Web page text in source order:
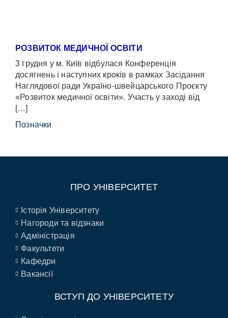
РОЗВИТОК МЕДИЧНОЇ ОСВІТИ
3 грудня у м. Київ відбулася Конференція
досягнень і наступних кроків в рамках Засідання
Наглядової ради Україно-швейцарського Проєкту
«Розвиток медичної освіти». Участь у заході від
[…]
Позначки
ПРО УНІВЕРСИТЕТ
Історія Університету
Нагороди та відзнаки
Адміністрація
Факультети
Кафедри
Вакансії
ВСТУП ДО УНІВЕРСИТЕТУ